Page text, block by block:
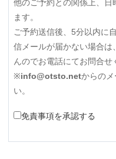
他のご予約との関係上、
ます。
ご予約送信後、5分以内に
信メールが届かない場合
んのでお電話にてお問合せ
※info@otsto.netからの
い。
免責事項を承認する